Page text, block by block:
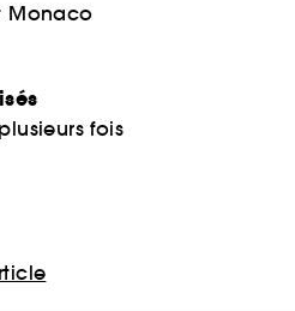
Monaco
fois